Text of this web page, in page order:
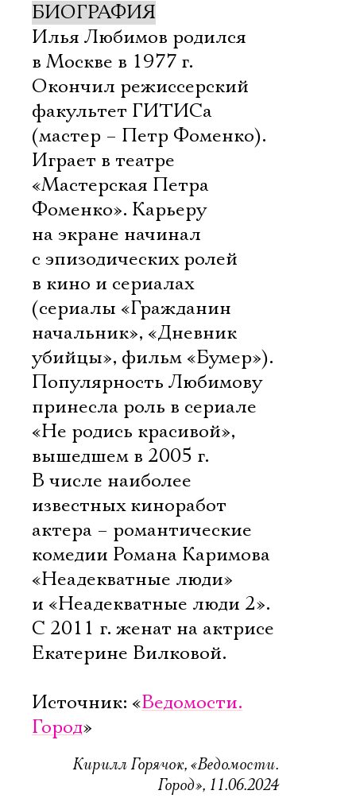
БИОГРАФИЯ
Илья Любимов родился
в Москве в 1977 г.
Окончил режиссерский
факультет ГИТИСа
(мастер – Петр Фоменко).
Играет в театре
«Мастерская Петра
Фоменко». Карьеру
на экране начинал
с эпизодических ролей
в кино и сериалах
(сериалы «Гражданин
начальник», «Дневник
убийцы», фильм «Бумер»).
Популярность Любимову
принесла роль в сериале
«Не родись красивой»,
вышедшем в 2005 г.
В числе наиболее
известных киноработ
актера – романтические
комедии Романа Каримова
«Неадекватные люди»
и «Неадекватные люди 2».
С 2011 г. женат на актрисе
Екатерине Вилковой.
Источник: «Ведомости.
Город»
Кирилл Горячок, «Ведомости.
Город», 11.06.2024